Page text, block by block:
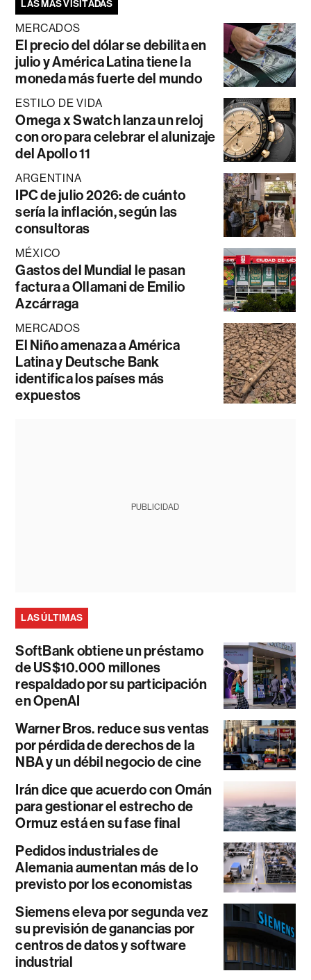
LAS MÁS VISITADAS
MERCADOS
El precio del dólar se debilita en
julio y América Latina tiene la
moneda más fuerte del mundo
ESTILO DE VIDA
Omega x Swatch lanza un reloj
con oro para celebrar el alunizaje
del Apollo 11
ARGENTINA
IPC de julio 2026: de cuánto
sería la inflación, según las
consultoras
MÉXICO
Gastos del Mundial le pasan
factura a Ollamani de Emilio
Azcárraga
MERCADOS
El Niño amenaza a América
Latina y Deutsche Bank
identifica los países más
expuestos
PUBLICIDAD
LAS ÚLTIMAS
SoftBank obtiene un préstamo
de US$10.000 millones
respaldado por su participación
en OpenAI
Warner Bros. reduce sus ventas
por pérdida de derechos de la
NBA y un débil negocio de cine
Irán dice que acuerdo con Omán
para gestionar el estrecho de
Ormuz está en su fase final
Pedidos industriales de
Alemania aumentan más de lo
previsto por los economistas
Siemens eleva por segunda vez
su previsión de ganancias por
centros de datos y software
industrial